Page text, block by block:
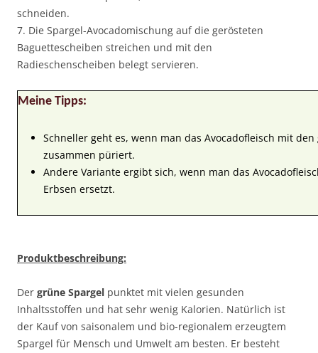
schneiden.
7. Die Spargel-Avocadomischung auf die gerösteten
Baguettescheiben streichen und mit den
Radieschenscheiben belegt servieren.
Meine Tipps:
Schneller geht es, wenn man das Avocadofleisch mit
zusammen püriert.
Andere Variante ergibt sich, wenn man das
Erbsen ersetzt.
Produktbeschreibung:
Der grüne Spargel punktet mit vielen gesunden
Inhaltsstoffen und hat sehr wenig Kalorien. Natürlich ist
der Kauf von saisonalem und bio-regionalem erzeugtem
Spargel für Mensch und Umwelt am besten. Er besteht